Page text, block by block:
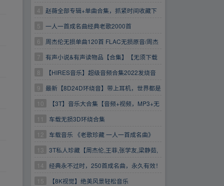
下载验证 放心转存！
4
赵薇全部专辑+单曲合集，抓紧时间收藏下
载吧！！！
5
一人一首成名曲经典老歌2000首
6
周杰伦无损单曲120首 FLAC无损原音/周杰
伦音乐集/支持在线解压
7
有声小说&有声读物品【合集】【无须下载
转存即听】
8
【HIRES音乐】超级音频合集2022发烧音
乐
9
最新【8D24D环绕音】带上耳机，世界都是
你的！
10
【3T】音乐大合集【音频+视频，MP3+无
损音乐】
11
车载无损3D环绕合集
12
车载音乐 《老歌珍藏 一人一首成名曲》
[WAV+CUE] 12CD
13
3T私人珍藏【周杰伦,王菲,张学友,梁静茹,
陈奕迅,迈克尔·杰克逊,张国荣,李健,林俊杰】等
1080P经典歌曲MV合集
14
经典永不过时，250首成名曲，永久有效！
15
【8K视觉】绝美风景轻松音乐